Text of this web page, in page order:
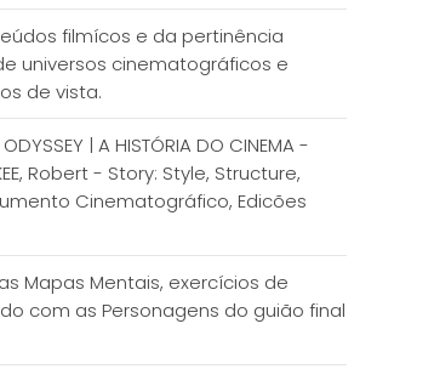
filmícos e da pertinência
universos cinematográficos e
de vista.
| A HISTÓRIA DO CINEMA -
Robert - Story: Style, Structure,
Cinematográfico, Edicões
Mapas Mentais, exercícios de
com as Personagens do guião final